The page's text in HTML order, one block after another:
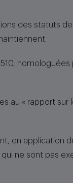
des statuts
au « rapport
en application
ne sont pas